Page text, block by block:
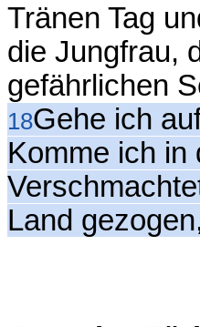
Tränen Tag
die Jungfrau,
gefährlichen
18Gehe ich
Komme ich in
Land